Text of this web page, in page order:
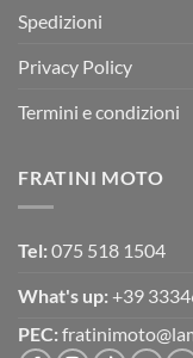
Spedizioni
Privacy Policy
Termini e condizioni
FRATINI MOTO
Tel: 075 518 1504
What's up: +39
PEC: